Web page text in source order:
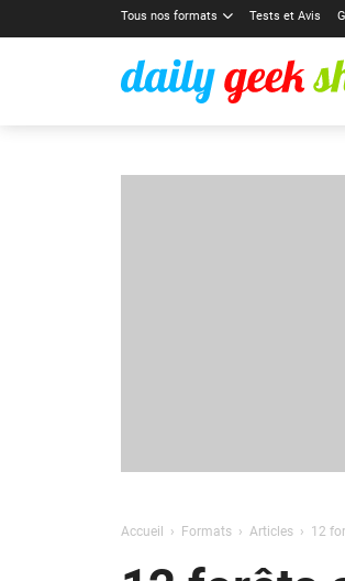
Tous nos formats Tests et Avis
Accueil Formats Articles 12